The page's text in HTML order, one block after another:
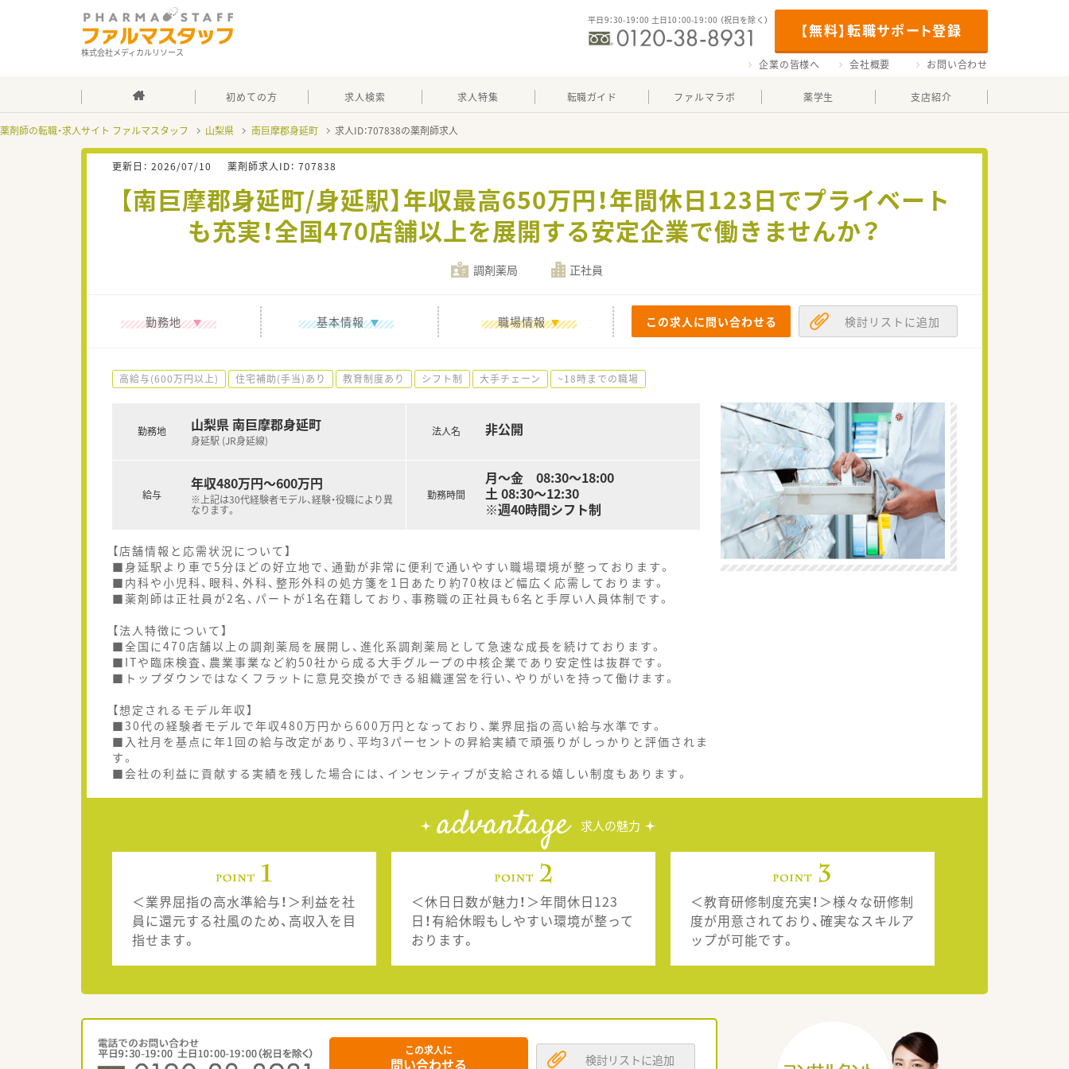
株式会社メディカルリソース
【無料】転職サポート登録
平日9：30-19：00 土日10：00-19：00 （祝日を除く）
企業の皆様へ 会社概要 お問い合わせ
初めての方 求人検索 求人特集 転職ガイド ファルマラボ 薬学生 支店紹介
薬剤師の転職・求人サイト ファルマスタッフ 山梨県 南巨摩郡身延町 求人ID：707838の薬剤師求人
更新日： 2026/07/10 薬剤師求人ID： 707838
【南巨摩郡身延町/身延駅】年収最高650万円！年間休日123日でプライベート
も充実！全国470店舗以上を展開する安定企業で働きませんか？
調剤薬局 正社員
勤務地 基本情報 職場情報 この求人に問い合わせる 検討リストに追加
高給与(600万円以上) 住宅補助(手当)あり 教育制度あり シフト制 大手チェーン ~18時までの職場
勤務地 山梨県 南巨摩郡身延町
身延駅 (JR身延線)
給与
年収480万円～600万円
※上記は30代経験者モデル、経験・役職により異
なります。
法人名 非公開
勤務時間
月～金 08:30～18:00
土 08:30～12:30
※週40時間シフト制
【店舗情報と応需状況について】
■身延駅より車で5分ほどの好立地で、通勤が非常に便利で通いやすい職場環境が整っております。
■内科や小児科、眼科、外科、整形外科の処方箋を1日あたり約70枚ほど幅広く応需しております。
■薬剤師は正社員が2名、パートが1名在籍しており、事務職の正社員も6名と手厚い人員体制です。
【法人特徴について】
■全国に470店舗以上の調剤薬局を展開し、進化系調剤薬局として急速な成長を続けております。
■ITや臨床検査、農業事業など約50社から成る大手グループの中核企業であり安定性は抜群です。
■トップダウンではなくフラットに意見交換ができる組織運営を行い、やりがいを持って働けます。
【想定されるモデル年収】
■30代の経験者モデルで年収480万円から600万円となっており、業界屈指の高い給与水準です。
■入社月を基点に年1回の給与改定があり、平均3パーセントの昇給実績で頑張りがしっかりと評価されま
す。
■会社の利益に貢献する実績を残した場合には、インセンティブが支給される嬉しい制度もあります。
advantage 求人の魅力
＜業界屈指の高水準給与！＞利益を社
員に還元する社風のため、高収入を目
指せます。
＜休日日数が魅力！＞年間休日123
日！有給休暇もしやすい環境が整って
おります。
＜教育研修制度充実！＞様々な研修制
度が用意されており、確実なスキルア
ップが可能です。
この求人に
問い合わせる 検討リストに追加